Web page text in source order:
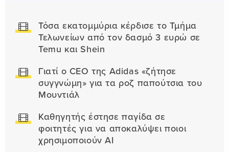
Τόσα εκατομμύρια κέρδισε το Τμήμα
Τελωνείων από τον δασμό 3 ευρώ σε
Temu και Shein
Γιατί ο CEO της Adidas «ζήτησε
συγγνώμη» για τα ροζ παπούτσια του
Μουντιάλ
Καθηγητής έστησε παγίδα σε
φοιτητές για να αποκαλύψει ποιοι
χρησιμοποιούν AI